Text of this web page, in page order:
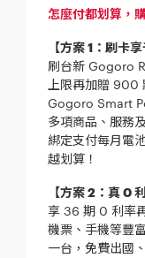
怎麼付都划算，
【方案 1：刷卡
刷台新 Gogoro
上限再加贈 900
Gogoro Smart
多項商品、服務
綁定支付每月電
越划算！
【方案 2：真 0
享 36 期 0 利率
機票、手機等豐
一台，免費出國